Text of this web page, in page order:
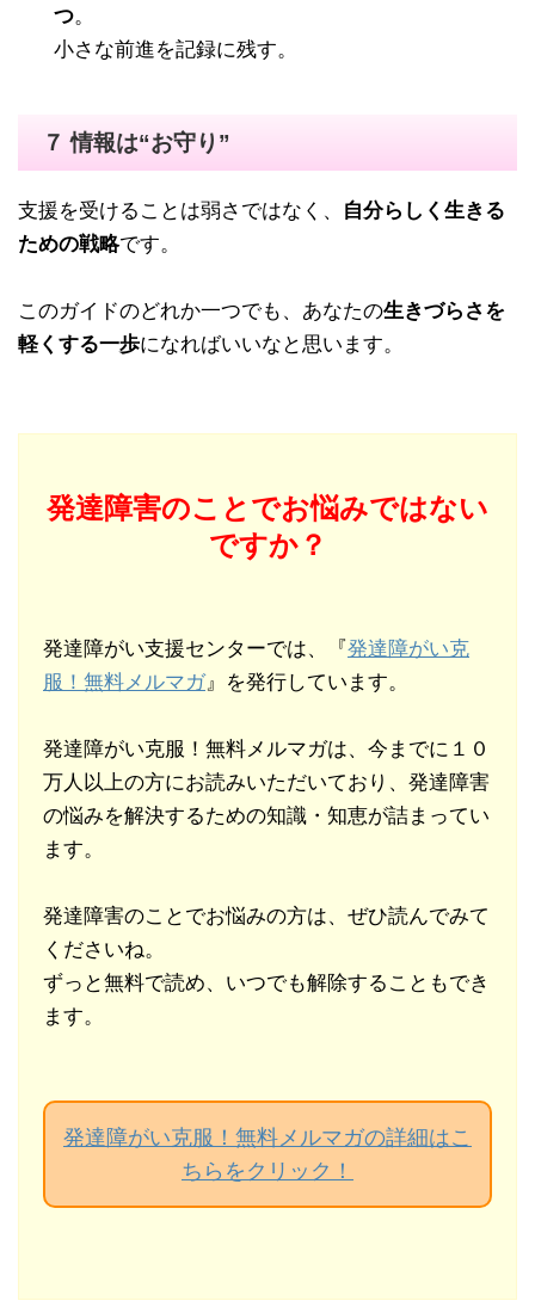
つ。
小さな前進を記録に残す。
７ 情報は“お守り”
支援を受けることは弱さではなく、
自分らしく生きる
ための戦略です。
このガイドのどれか一つでも、あなたの生きづらさを
軽くする一歩になればいいなと思います。
発達障害のことでお悩みではない
ですか？
発達障がい支援センターでは、『発達障がい克
服！無料メルマガ』を発行しています。
発達障がい克服！無料メルマガは、今までに１０
万人以上の方にお読みいただいており、発達障害
の悩みを解決するための知識・知恵が詰まってい
ます。
発達障害のことでお悩みの方は、ぜひ読んでみて
くださいね。
ずっと無料で読め、いつでも解除することもでき
ます。
発達障がい克服！無料メルマガの詳細はこ
ちらをクリック！